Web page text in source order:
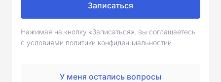
Записаться
Нажимая на кнопку «Записаться», вы соглашаетесь
с условиями политики конфиденциальностии
У меня остались вопросы